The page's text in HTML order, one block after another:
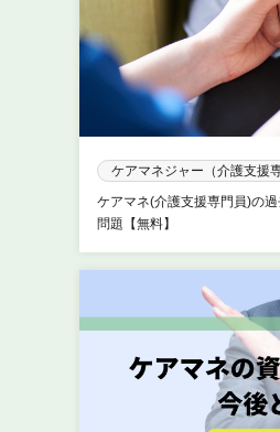
ケアマネジャー（介護支援
ケアマネ(介護支援専門員)の
問題【無料】